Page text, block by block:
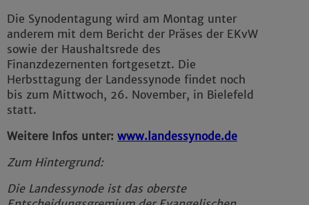
Die Synodentagung wird am Montag unter
anderem mit dem Bericht der Präses der EKvW
sowie der Haushaltsrede des
Finanzdezernenten fortgesetzt. Die
Herbsttagung der Landessynode findet noch
bis zum Mittwoch, 26. November, in Bielefeld
statt.
Weitere Infos unter: www.landessynode.de
Zum Hintergrund:
Die Landessynode ist das oberste